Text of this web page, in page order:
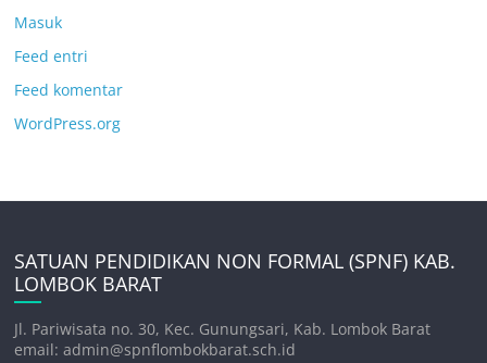
Masuk
Feed entri
Feed komentar
WordPress.org
SATUAN PENDIDIKAN NON FORMAL (SPNF) KAB.
LOMBOK BARAT
Jl. Pariwisata no. 30, Kec. Gunungsari, Kab. Lombok Barat
email: admin@spnflombokbarat.sch.id